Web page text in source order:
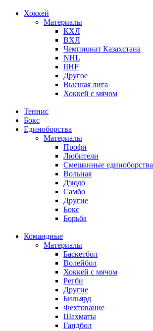
Хоккей
Материалы
КХЛ
ВХЛ
Чемпионат Казахстана
NHL
IIHF
Другое
Высшая лига
Хоккей с мячом
Теннис
Бокс
Единоборства
Материалы
Профи
Любители
Смешанные единоборства
Вольная
Дзюдо
Самбо
Другие
Бокс
Борьба
Командные
Материалы
Баскетбол
Волейбол
Хоккей с мячом
Регби
Другие
Бильярд
Фехтование
Шахматы
Гандбол